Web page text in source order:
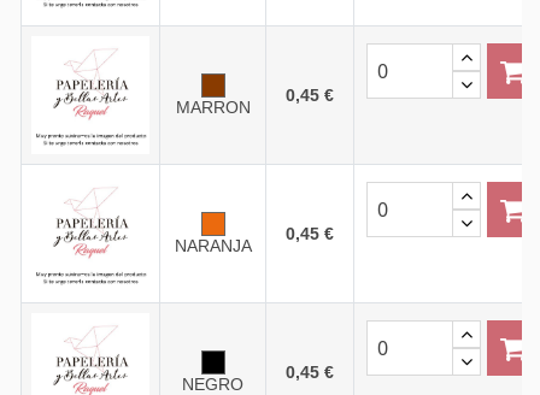
MARRON
0,45 €
NARANJA
0,45 €
NEGRO
0,45 €